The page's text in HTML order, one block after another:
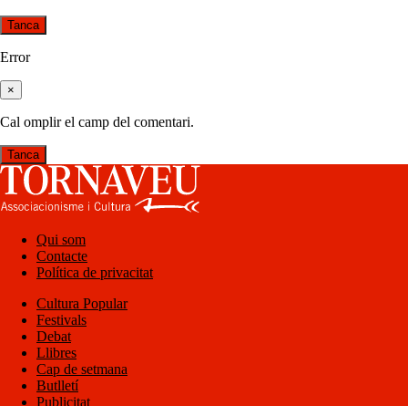
Tanca
Error
×
Cal omplir el camp del comentari.
Tanca
Qui som
Contacte
Política de privacitat
Cultura Popular
Festivals
Debat
Llibres
Cap de setmana
Butlletí
Publicitat